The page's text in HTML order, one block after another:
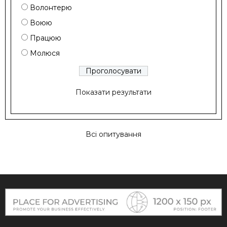
Волонтерю
Воюю
Працюю
Молюся
Показати результати
Всі опитування